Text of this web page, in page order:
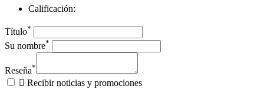
Calificación:
Título*
Su nombre*
Reseña*
 Recibir noticias y promociones